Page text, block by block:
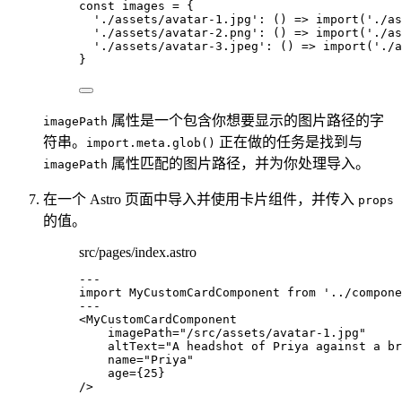
const images = {
' ./assets/avatar-1.jpg ' : () => import ( ' ./
' ./assets/avatar-2.png ' : () => import ( ' ./
' ./assets/avatar-3.jpeg ' : () => import ( ' ./
}
imagePath 属性是一个包含你想要显示的图片路径的字
符串。
import.meta.glob() 正在做的任务是找到与
imagePath 属性匹配的图片路径，并为你处理导入。
在一个 Astro 页面中导入并使用卡片组件，并传入 props
的值。
src/pages/index.astro
---
import MyCustomCardComponent from ' ../
---
<MyCustomCardComponent
imagePath=" /src/assets/avatar-1.jpg "
altText="A headshot of Priya against a
name=" Priya "
age={ 25 }
/>